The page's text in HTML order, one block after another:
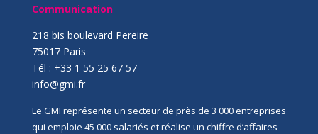
Communication
218 bis boulevard Pereire
75017 Paris
Tél : +33 1 55 25 67 57
info@gmi.fr
Le GMI représente un secteur de près de 3 000 entreprises
qui emploie 45 000 salariés et réalise un chiffre d’affaires